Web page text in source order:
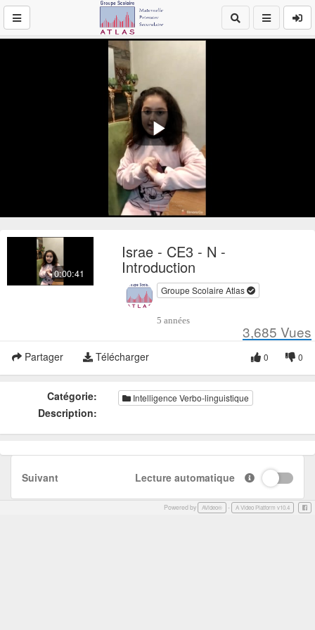
Play
Video
0:00:41
Israe - CE3 - N -
Introduction
Groupe Scolaire Atlas
5 années
3,685 Vues
Partager Télécharger 0
0
Catégorie: Intelligence Verbo-linguistique
Description:
Suivant Lecture automatique
Powered by AVideo® - A Video Platform v10.4